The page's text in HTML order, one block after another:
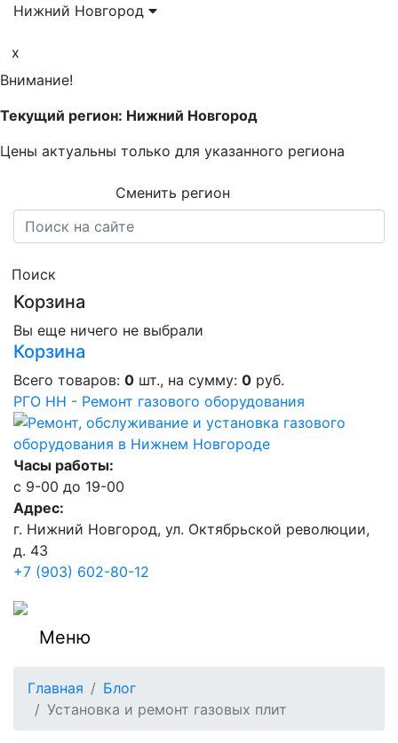
Нижний Новгород
x
Внимание!
Текущий регион: Нижний Новгород
Цены актуальны только для указанного региона
Сменить регион
Поиск
Корзина
Вы еще ничего не выбрали
Корзина
Всего товаров: 0 шт., на сумму: 0 руб.
РГО НН - Ремонт газового оборудования
Часы работы:
c 9-00 до 19-00
Адрес:
г. Нижний Новгород, ул. Октябрьской революции,
д. 43
+7 (903) 602-80-12
Меню
Главная
Блог
Установка и ремонт газовых плит